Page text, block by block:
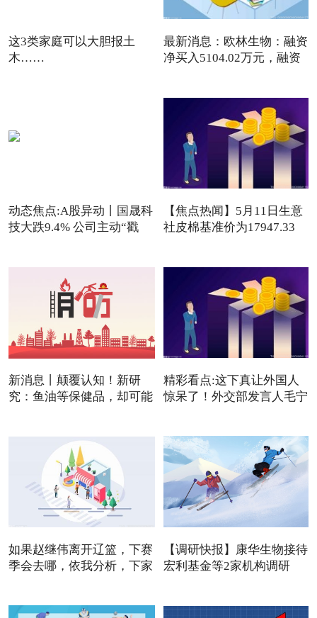
这3类家庭可以大胆报土
木……
最新消息：欧林生物：融资
净买入5104.02万元，融资
动态焦点:A股异动丨国晟科
技大跌9.4% 公司主动“戳
【焦点热闻】5月11日生意
社皮棉基准价为17947.33
新消息丨颠覆认知！新研
究：鱼油等保健品，却可能
精彩看点:这下真让外国人
惊呆了！外交部发言人毛宁
如果赵继伟离开辽篮，下赛
季会去哪，依我分析，下家
【调研快报】康华生物接待
宏利基金等2家机构调研